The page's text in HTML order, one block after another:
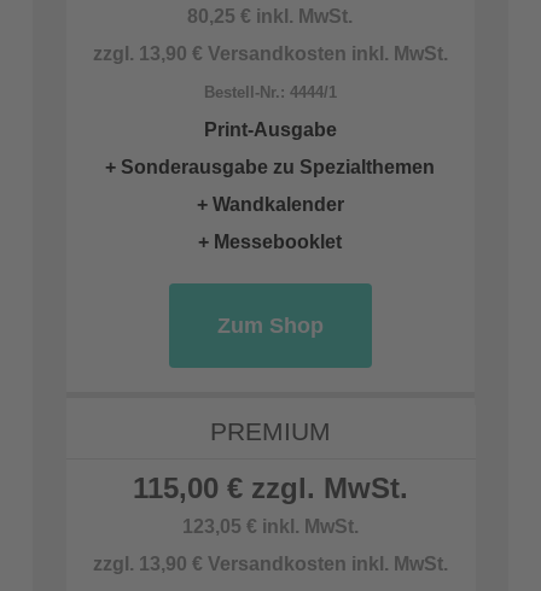
80,25 € inkl. MwSt.
zzgl. 13,90 € Versandkosten inkl. MwSt.
Bestell-Nr.: 4444/1
Print-Ausgabe
+ Sonderausgabe zu Spezialthemen
+ Wandkalender
+ Messebooklet
Zum Shop
PREMIUM
115,00 € zzgl. MwSt.
123,05 € inkl. MwSt.
zzgl. 13,90 € Versandkosten inkl. MwSt.